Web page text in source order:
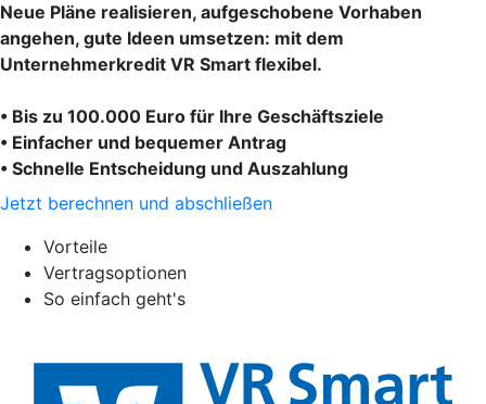
Neue Pläne realisieren, aufgeschobene Vorhaben
angehen, gute Ideen umsetzen: mit dem
Unternehmerkredit VR Smart flexibel.
• Bis zu 100.000 Euro für Ihre Geschäftsziele
• Einfacher und bequemer Antrag
• Schnelle Entscheidung und Auszahlung
Jetzt berechnen und abschließen
Vorteile
Vertragsoptionen
So einfach geht's